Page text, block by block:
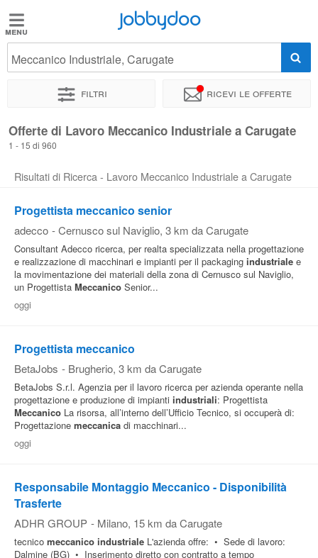
Jobbydoo
Offerte
Stipendi
professioni
Blog
Pubblica
Offerte
Area
Aziende
Jobbydoo
Meccanico Industriale, Carugate
Filtri Ricevi le offerte
Offerte di Lavoro Meccanico Industriale a Carugate
1 - 15 di 960
Risultati di Ricerca - Lavoro Meccanico Industriale a Carugate
Progettista meccanico senior
adecco - Cernusco sul Naviglio, 3 km da Carugate
Consultant Adecco ricerca, per realta specializzata nella progettazione
e realizzazione di macchinari e impianti per il packaging industriale e
la movimentazione dei materiali della zona di Cernusco sul Naviglio,
un Progettista Meccanico Senior...
oggi
Progettista meccanico
BetaJobs - Brugherio, 3 km da Carugate
BetaJobs S.r.l. Agenzia per il lavoro ricerca per azienda operante nella
progettazione e produzione di impianti industriali: Progettista
Meccanico La risorsa, all’interno dell’Ufficio Tecnico, si occuperà di:
Progettazione meccanica di macchinari...
oggi
Responsabile Montaggio Meccanico - Disponibilità
Trasferte
ADHR GROUP - Milano, 15 km da Carugate
tecnico meccanico industriale L'azienda offre: • Sede di lavoro:
Dalmine (BG) • Inserimento diretto con contratto a tempo